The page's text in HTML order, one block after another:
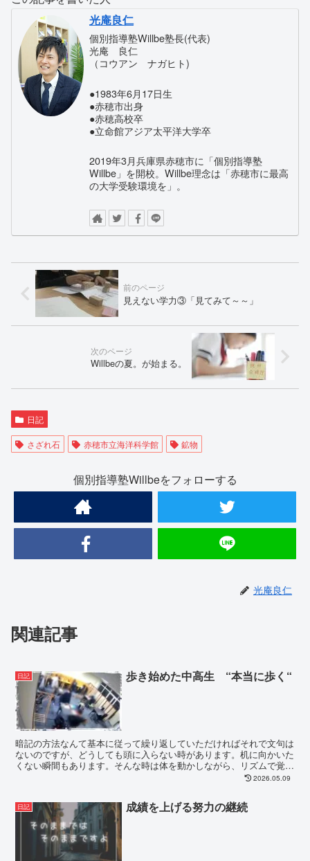
光庵良仁
個別指導塾Willbe塾長(代表)
光庵 良仁
（コウアン ナガヒト)
●1983年6月17日生
●赤穂市出身
●赤穂高校卒
●立命館アジア太平洋大学卒
2019年3月兵庫県赤穂市に「個別指導塾
Willbe」を開校。Willbe理念は「赤穂市に最高
の大学受験環境を」。
見えない学力③「見てみて～～」
Willbeの夏。が始まる。
日記
さざれ石 赤穂市立海洋科学館 鉱物
個別指導塾Willbeをフォローする
光庵良仁
関連記事
日記 歩き始めた中高生 “本当に歩く“
暗記の方法なんて基本に従って繰り返していただければそれで文句は
ないのですが、どうしても頭に入らない時があります。机に向かいた
くない瞬間もあります。そんな時は体を動かしながら、リズムで覚え
ていくしかありません。自転車に乗る。歩く。大事です。...2026.05.09
日記 成績を上げる努力の継続